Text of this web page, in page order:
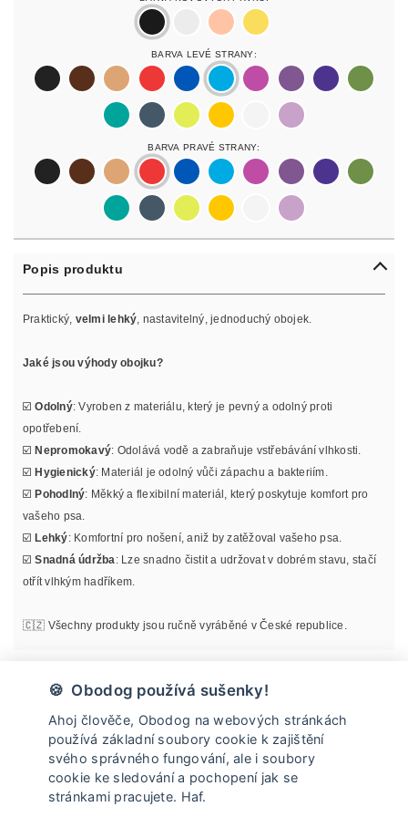
black
silver rosegoldgold
Barva Levé Strany:
black
darkbrownlightbrown
red blue lightbluelightpurplepurpur purple olive
pastelgreen
petrol neonyellow
yellow white lilac
Barva Pravé Strany:
black
darkbrownlightbrown
red blue lightbluelightpurplepurpur purple olive
pastelgreen
petrol neonyellow
yellow white lilac
Popis produktu
Praktický, velmi lehký , nastavitelný, jednoduchý obojek.
Jaké jsou výhody obojku?
☑️Odolný: Vyroben z materiálu, který je pevný a odolný proti
opotřebení.
☑️Nepromokavý: Odolává vodě a zabraňuje vstřebávání vlhkosti.
☑️Hygienický: Materiál je odolný vůči zápachu a bakteriím.
☑️Pohodlný: Měkký a flexibilní materiál, který poskytuje komfort pro
vašeho psa.
☑️Lehký: Komfortní pro nošení, aniž by zatěžoval vašeho psa.
☑️Snadná údržba : Lze snadno čistit a udržovat v dobrém stavu, stačí
otřít vlhkým hadříkem.
🇨🇿 Všechny produkty jsou ručně vyráběné v České republice.
Informace o velikosti
Údržba
🍪 Obodog používá sušenky!
Ahoj člověče, Obodog na webových stránkách
používá základní soubory cookie k zajištění
svého správného fungování, ale i soubory
cookie ke sledování a pochopení jak se
stránkami pracujete. Haf.